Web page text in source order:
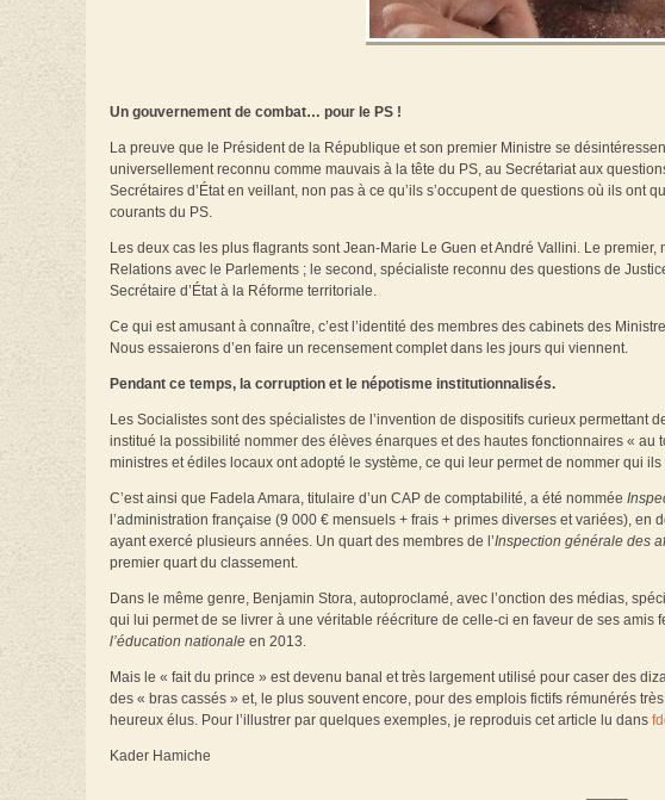
Un gouvernement de combat… pour le PS !
La preuve que le Président de la République et son premier Ministre se
universellement reconnu comme mauvais à la tête du PS, au Secrétariat aux
Secrétaires d’État en veillant, non pas à ce qu’ils s’occupent de questions où ils
courants du PS.
Les deux cas les plus flagrants sont Jean-Marie Le Guen et André Vallini. Le
Relations avec le Parlements ; le second, spécialiste reconnu des questions de
Secrétaire d’État à la Réforme territoriale.
Ce qui est amusant à connaître, c’est l’identité des membres des cabinets des
Nous essaierons d’en faire un recensement complet dans les jours qui viennent.
Pendant ce temps, la corruption et le népotisme institutionnalisés.
Les Socialistes sont des spécialistes de l’invention de dispositifs curieux permettant
institué la possibilité nommer des élèves énarques et des hautes fonctionnaires « au
ministres et édiles locaux ont adopté le système, ce qui leur permet de nommer qui
C’est ainsi que Fadela Amara, titulaire d’un CAP de comptabilité, a été nommée
l’administration française (9 000 € mensuels + frais + primes diverses et variées),
ayant exercé plusieurs années. Un quart des membres de l’Inspection générale des
premier quart du classement.
Dans le même genre, Benjamin Stora, autoproclamé, avec l’onction des médias,
qui lui permet de se livrer à une véritable réécriture de celle-ci en faveur de ses amis
l’éducation nationale en 2013.
Mais le « fait du prince » est devenu banal et très largement utilisé pour caser des
des « bras cassés » et, le plus souvent encore, pour des emplois fictifs rémunérés
heureux élus. Pour l’illustrer par quelques exemples, je reproduis cet article lu dans
Kader Hamiche